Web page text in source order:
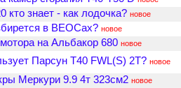
кто знает - как лодочка? новое
в ВЕОСах? новое
на Альбакор 680 новое
Парсун Т40 FWL(S) 2Т? новое
Меркури 9.9 4т 323см2 новое